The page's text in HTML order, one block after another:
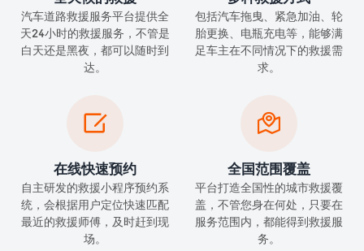
汽车道路救援服务平台提供全
天24小时的救援服务，不管是
白天还是黑夜，都可以随时到
达。
包括汽车拖曳、紧急加油、轮
胎更换、电瓶充电等，能够满
足车主在不同情况下的救援需
求。

在线快速预约
自主研发的救援小程序预约系
统，会根据用户定位快速匹配
最近的救援师傅，及时赶到现
场。

全国范围覆盖
平台打造全国性的城市救援覆
盖，不管您身在何处，只要在
服务范围内，都能得到救援服
务。